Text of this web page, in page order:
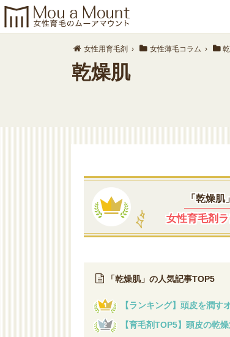
女性用育毛剤 › 女性薄毛コラム ›
乾燥肌
「乾燥肌
女性育毛剤
「乾燥肌」の人気記事TOP5
【ランキング】頭皮を潤す
【育毛剤TOP5】頭皮の乾